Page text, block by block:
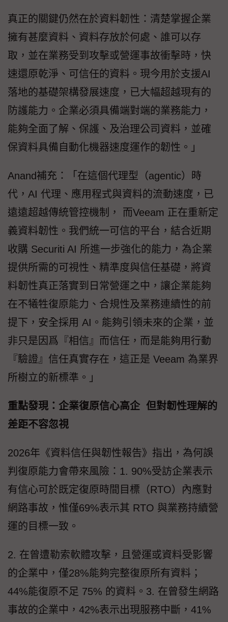
真正的關鍵仍然在於資料韌性：清楚掌握企業
擁有甚麼資料、資料存放於何處、誰可以存
取，並在業務受到攻擊或營運事故衝擊時，快
速還原乾淨、可信任的資料。現今用於支援AI
落地的基礎架構發展速度，已大幅超越現有的
防護能力。企業必須具備端對端的業務能力，
能夠全面了解、保護、及治理公司資料，並確
保資料具備自動化機器速度運作的韌性。」
Anand補充：「在這個代理型（agentic）時
代，AI 代理、應用程式與資料的流動速度，已
遠遠超越傳統管控機制， 而Veeam 正在重新定
義資料韌性。我們統一可信的平台，結合近期
收購 Securiti AI 所進一步強化的能力，為企業
提供所需的可視性、精準度與信任基礎，將資
料韌性真正落實到日常營運之中，讓企業能夠
在不犧牲復原能力、合規性及業務連續性的前
提下，安全採用 AI。能夠引領未來的企業，並
非只是因爲『相信』而信任，而是能夠用行動
『驗證』信任真實存在，這正是 Veeam 為業界
所樹立的新標準。」
重點發現：企業復原信心高企 但對韌性理解的
差距不容忽視
2026年《資料信任與韌性報告》指出，為何誤
判復原能力會帶來風險：1. 90%受訪企業表示
有信心可於既定復原時間目標（RTO）內應對
網路事故，惟僅69%表示其 RTO 與業務持續營
運的目標一致。
2. 在曾遭勒索軟體攻擊，且營運或資料受影響
的企業中，僅28%能夠完整復原所有資料；
44%能復原不足 75% 的資料。3. 在曾發生網路
事故的企業中，42%表示出現服務中斷，41%